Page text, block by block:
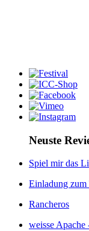
Neuste
Spiel mir das
Einladung zum
Rancheros
weisse